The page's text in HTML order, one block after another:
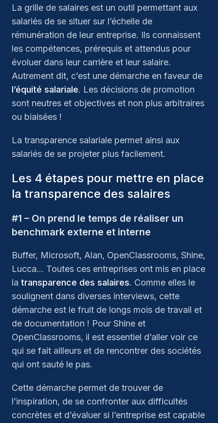
La grille de salaires est un outil permettant aux
salariés de se situer sur l’échelle de
rémunération de leur entreprise. Ils connaissent
les compétences, prérequis et attendus pour
évoluer dans leur carrière et leur salaire.
Autrement dit, c’est une démarche en faveur de
l’équité salariale. Les décisions de promotion
sont neutres et objectives et non plus arbitraires
ou biaisées !
La transparence salariale permet ainsi aux
salariés de se projeter plus facilement.
Les 4 étapes pour mettre en place
la transparence des salaires
#1 – On prend le temps de réaliser un
benchmark externe et interne
Buffer, Microsoft, Alan, OpenClassrooms, Shine,
Lucca… Toutes ces entreprises ont mis en place
la transparence des salaires. Comme elles le
soulignent dans diverses interviews, cette
démarche est le fruit de longs mois de travail et
de documentation ! Pour Shine et
OpenClassrooms, il est essentiel d’aller voir ce
qui se fait ailleurs et de rencontrer des sociétés
qui ont sauté le pas.
Cette démarche permet de trouver de
l’inspiration, de se confronter aux difficultés
concrètes et d’évaluer si l’entreprise est capable